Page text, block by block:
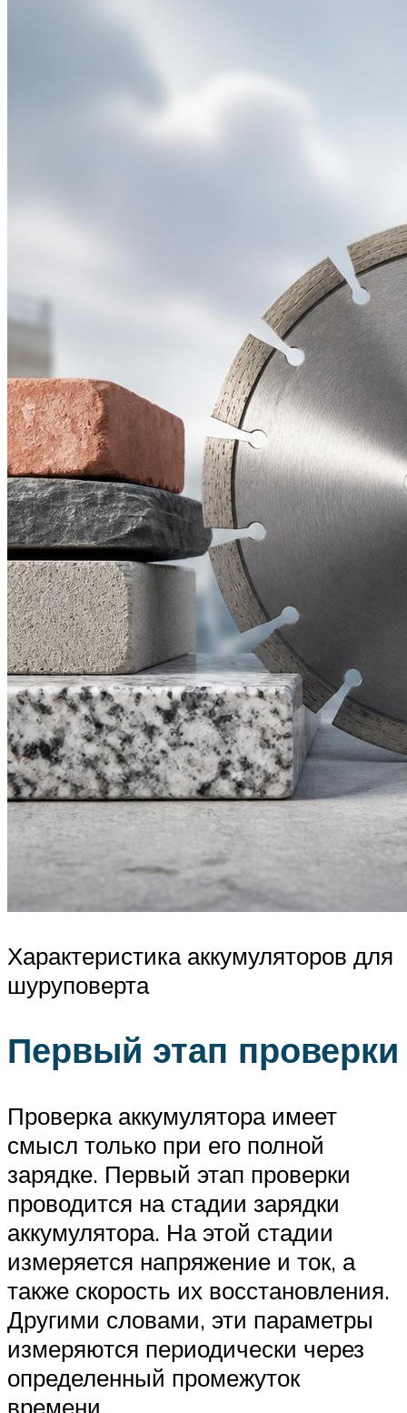
Характеристика аккумуляторов для
шуруповерта
Первый этап проверки
Проверка аккумулятора имеет
смысл только при его полной
зарядке. Первый этап проверки
проводится на стадии зарядки
аккумулятора. На этой стадии
измеряется напряжение и ток, а
также скорость их восстановления.
Другими словами, эти параметры
измеряются периодически через
определенный промежуток
времени.